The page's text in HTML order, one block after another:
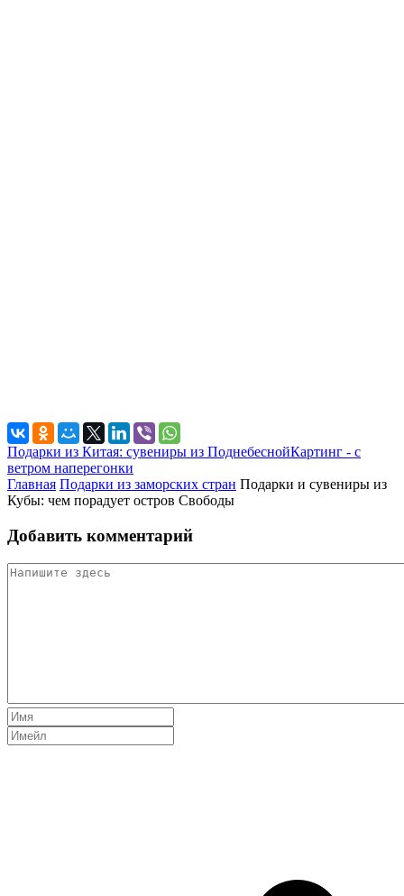
Подарки из Китая: сувениры из ПоднебеснойКартинг - с
ветром наперегонки
Главная Подарки из заморских стран Подарки и сувениры из
Кубы: чем порадует остров Свободы
Добавить комментарий